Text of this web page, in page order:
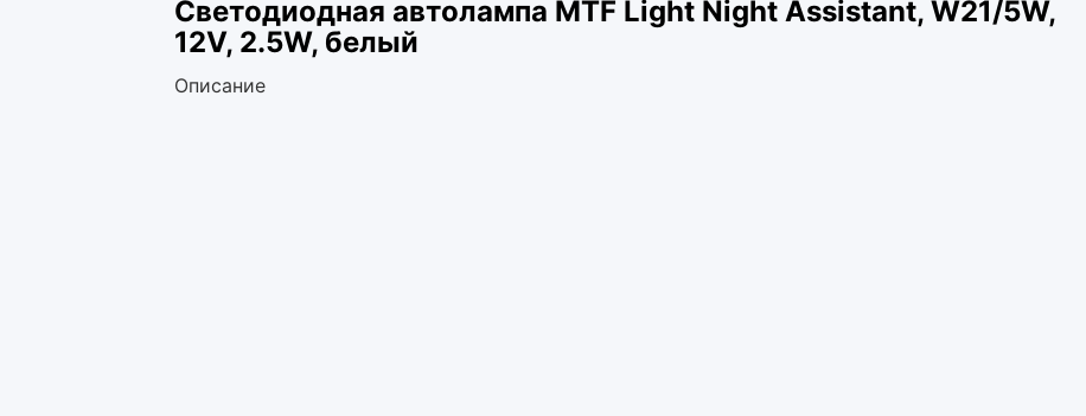
Светодиодная автолампа MTF Light Night Assistant, W21/5W,
12V, 2.5W, белый
Описание